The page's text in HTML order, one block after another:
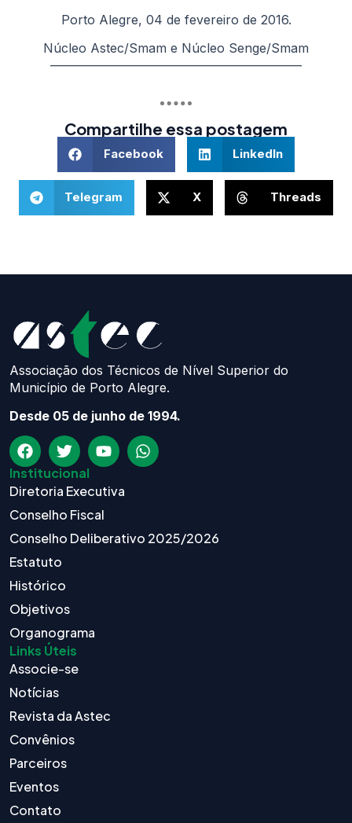
Porto Alegre, 04 de fevereiro de 2016.
Núcleo Astec/Smam e Núcleo Senge/Smam
————————————————————
Compartilhe essa postagem
Facebook LinkedIn
Telegram X Threads
Associação dos Técnicos de Nível Superior do
Município de Porto Alegre.
Desde 05 de junho de 1994.
Institucional
Diretoria Executiva
Conselho Fiscal
Conselho Deliberativo 2025/2026
Estatuto
Histórico
Objetivos
Organograma
Links Úteis
Associe-se
Notícias
Revista da Astec
Convênios
Parceiros
Eventos
Contato